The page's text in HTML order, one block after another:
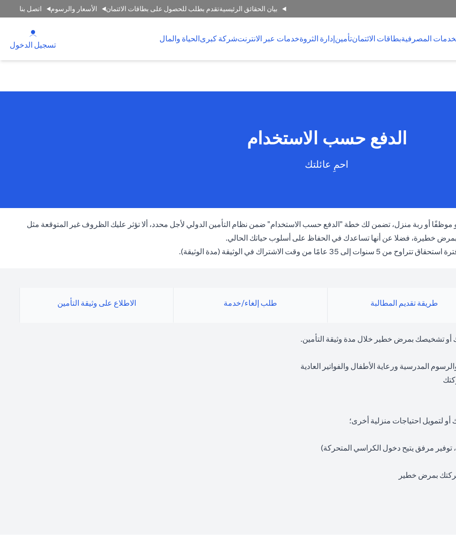
بيان الحقائق الرئيسيةتقدم بطلب للحصول على بطاقات الائتمان الأسعار والرسوم اتصل بنا
المصرفيةبطاقات الائتمانتأمينإدارة الثروةخدمات عبر الانترنتشركة كبرىالحياة والمال
تسجيل الدخول
الدفع حسب الاستخدام
احمِ عائلتك
موظفًا أو ربة منزل، تضمن لك خطة "الدفع حسب الاستخدام" ضمن نظام التأمين الدولي لأجل محدد، ألا تؤثر عليك الظروف غير المتوقعة مثل
بمرض خطيرة، فضلا عن أنها تساعدك في الحفاظ على أسلوب حياتك الحالي.
وقت الاشتراك في الوثيقة (مدة الوثيقة).
طريقة تقديم المطالبة طلب إلغاء/خدمة الاطلاع على وثيقة التأمين
أو تشخيصك بمرض خطير خلال مدة وثيقة التأمين.
المدرسية ورعاية الأطفال والفواتير العادية
أو لتمويل احتياجات منزلية أخرى؛
توفير مرفق يتيح دخول الكراسي المتحركة)
بمرض خطير